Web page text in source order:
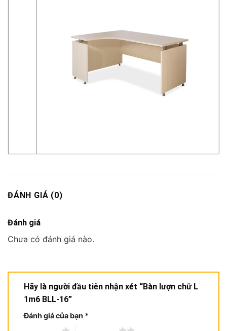
ĐÁNH GIÁ (0)
Đánh giá
Chưa có đánh giá nào.
Hãy là người đầu tiên nhận xét “Bàn lượn chữ L
1m6 BLL-16”
Đánh giá của bạn *